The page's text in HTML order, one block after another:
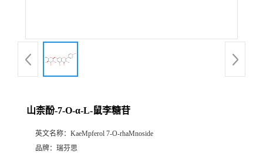
产
山柰酚-7-O-α-L-鼠李糖苷
英文名称： KaeMpferol 7-O-rhaMnoside
品牌： 瑞芬思